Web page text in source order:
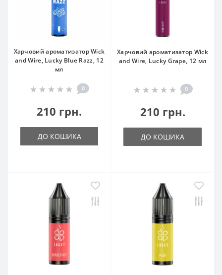
Харчовий ароматизатор Wick
and Wire, Lucky Blue Razz, 12
мл
0
210 грн.
ДО КОШИКА
Харчовий ароматизатор Wick
and Wire, Lucky Grape, 12 мл
0
210 грн.
ДО КОШИКА